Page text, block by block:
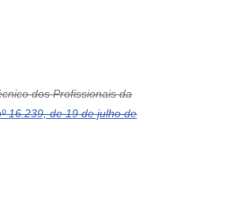
dos Profissionais da
16.239, de 19 de julho de